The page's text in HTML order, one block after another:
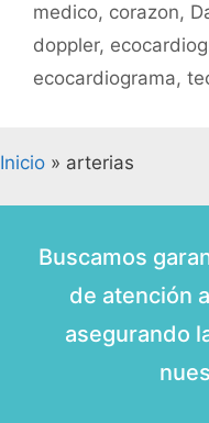
medico, corazon,
doppler,
ecocardiograma,
Inicio » arterias
Buscamos
de atención
asegurando